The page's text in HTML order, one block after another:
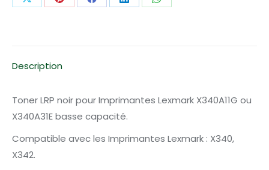
bassePartagerPartagerPartagerPartagerPartager
Description
Toner LRP noir pour Imprimantes Lexmark X340A11G ou
X340A31E basse capacité.
Compatible avec les Imprimantes Lexmark : X340,
X342.